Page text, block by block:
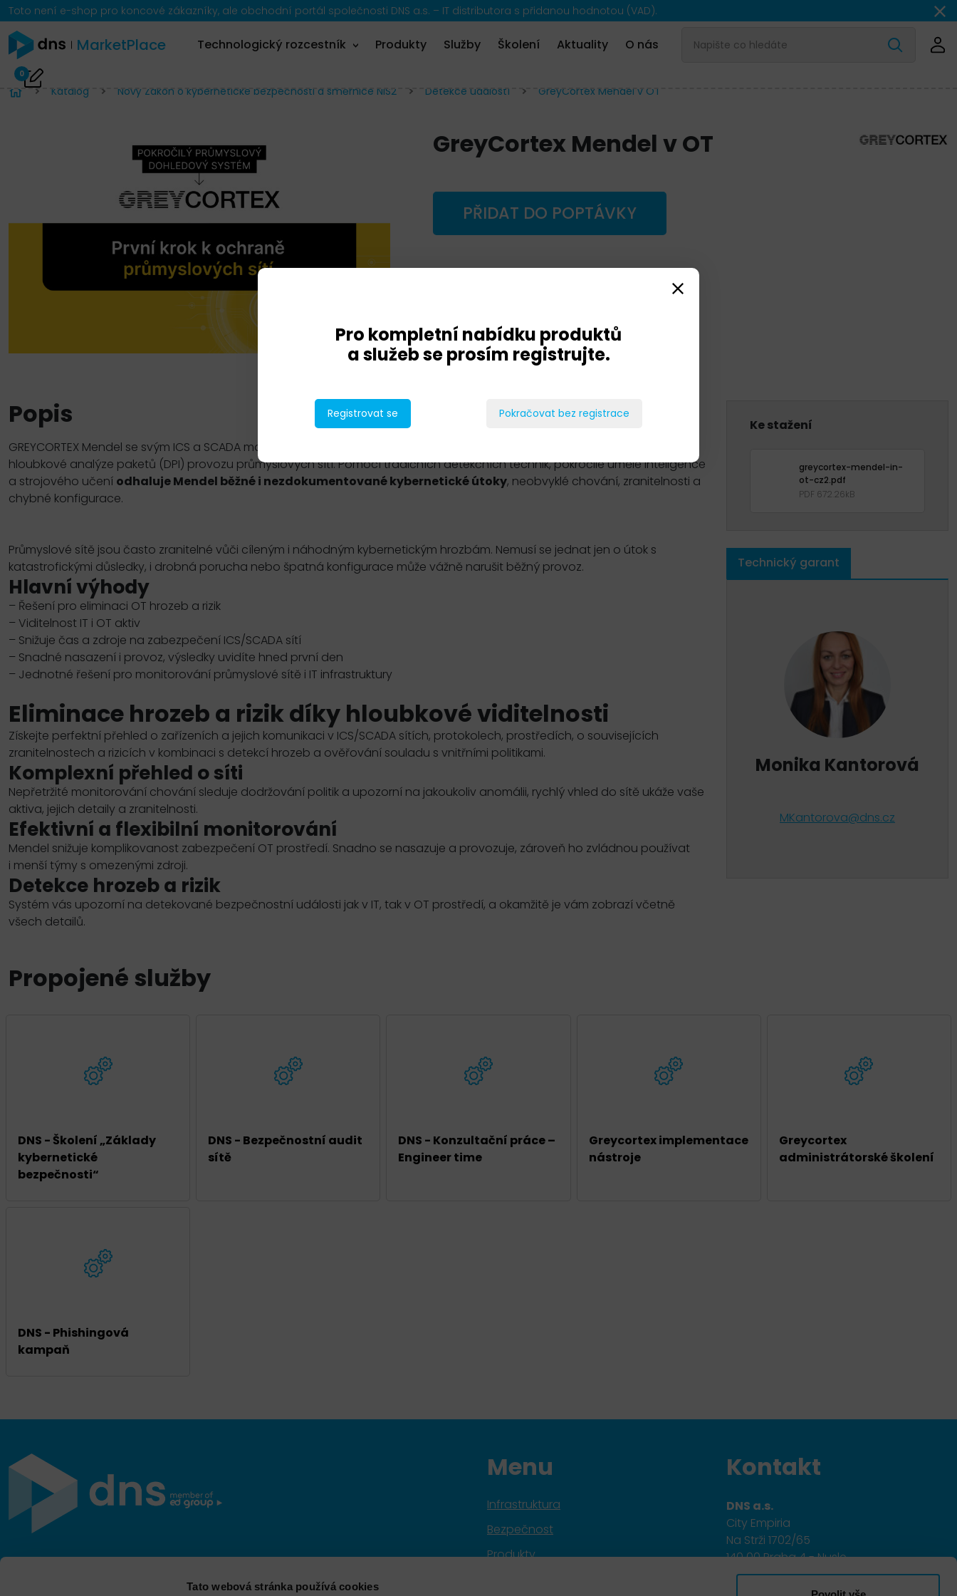
Tato webová stránka používá cookies
Toto není e-shop pro koncové zákazníky, ale obchodní portál společnosti DNS a.s. – IT distributora s přidanou hodnotou (VAD).
MarketPlace Technologický rozcestník Produkty Služby Školení Aktuality O nás
0
Katalog Nový Zákon o kybernetické bezpečnosti a směrnice NIS2 Detekce událostí GreyCortex Mendel v OT
GreyCortex Mendel v OT
PŘIDAT DO POPTÁVKY
Popis
GREYCORTEX Mendel se svým ICS a SCADA modulem nabízí
hloubkové analýze paketů (DPI) provozu průmyslových sítí. Pomocí tradičních detekčních technik, pokročilé umělé inteligence
a strojového učení odhaluje Mendel běžné i nezdokumentované kybernetické útoky, neobvyklé chování, zranitelnosti a
chybné konfigurace.
Průmyslové sítě jsou často zranitelné vůči cíleným i náhodným kybernetickým hrozbám. Nemusí se jednat jen o útok s
katastrofickými důsledky, i drobná porucha nebo špatná konfigurace může vážně narušit běžný provoz.
Hlavní výhody
– Řešení pro eliminaci OT hrozeb a rizik
– Viditelnost IT i OT aktiv
– Snižuje čas a zdroje na zabezpečení ICS/SCADA sítí
– Snadné nasazení i provoz, výsledky uvidíte hned první den
– Jednotné řešení pro monitorování průmyslové sítě i IT infrastruktury
Eliminace hrozeb a rizik díky hloubkové viditelnosti
Získejte perfektní přehled o zařízeních a jejich komunikaci v ICS/SCADA sítích, protokolech, prostředích, o souvisejících
zranitelnostech a rizicích v kombinaci s detekcí hrozeb a ověřování souladu s vnitřními politikami.
Komplexní přehled o síti
Nepřetržité monitorování chování sleduje dodržování politik a upozorní na jakoukoliv anomálii, rychlý vhled do sítě ukáže vaše
aktiva, jejich detaily a zranitelnosti.
Efektivní a flexibilní monitorování
Mendel snižuje komplikovanost zabezpečení OT prostředí. Snadno se nasazuje a provozuje, zároveň ho zvládnou používat
i menší týmy s omezenými zdroji.
Detekce hrozeb a rizik
Systém vás upozorní na detekované bezpečnostní události jak v IT, tak v OT prostředí, a okamžitě je vám zobrazí včetně
všech detailů.
Ke stažení
greycortex-mendel-in-
ot-cz2.pdf
PDF 672.26kB
Technický garant
Monika Kantorová
MKantorova@dns.cz
Propojené služby
DNS - Školení „Základy
kybernetické
bezpečnosti“
DNS - Bezpečnostní audit
sítě
DNS - Konzultační práce –
Engineer time
Greycortex implementace
nástroje
Greycortex
administrátorské školení
DNS - Phishingová
kampaň
Menu
Infrastruktura
Bezpečnost
Produkty
Kontakt
DNS a.s.
City Empiria
Na Strži 1702/65
140 00 Praha 4 - Nusle
+420 703 433 957
IT, obchodu, softwarových řešení, komunikace, e-
Pro kompletní nabídku produktů
a služeb se prosím registrujte.
Registrovat se Pokračovat bez registrace